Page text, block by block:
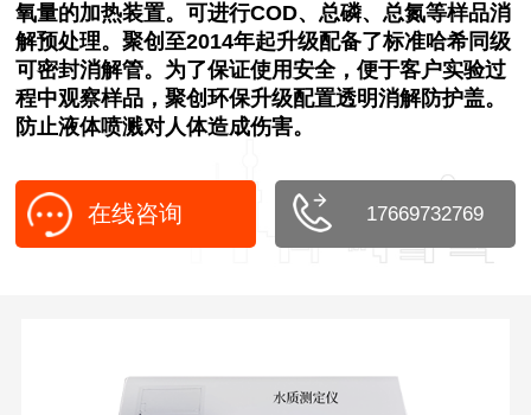
氧量的加热装置。可进行COD、总磷、总氮等样品消
解预处理。聚创至2014年起升级配备了标准哈希同级
可密封消解管。为了保证使用安全，便于客户实验过
程中观察样品，聚创环保升级配置透明消解防护盖。
防止液体喷溅对人体造成伤害。
在线咨询 17669732769